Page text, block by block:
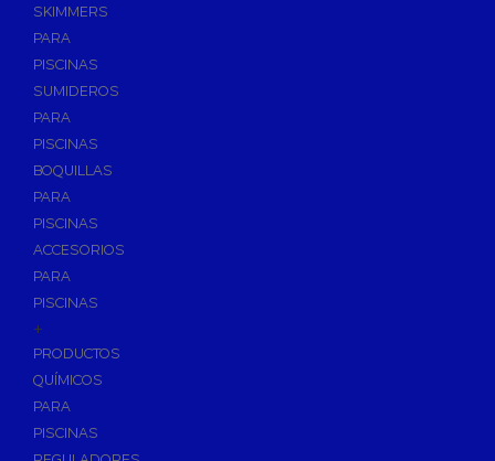
SKIMMERS
PARA
PISCINAS
SUMIDEROS
PARA
PISCINAS
BOQUILLAS
PARA
PISCINAS
ACCESORIOS
PARA
PISCINAS
+
PRODUCTOS
QUÍMICOS
PARA
PISCINAS